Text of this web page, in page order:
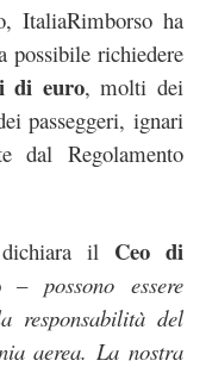
ItaliaRimborso ha
possibile richiedere
di euro, molti dei
passeggeri, ignari
dal Regolamento
il Ceo di
–possono essere
responsabilità del
aerea. La nostra